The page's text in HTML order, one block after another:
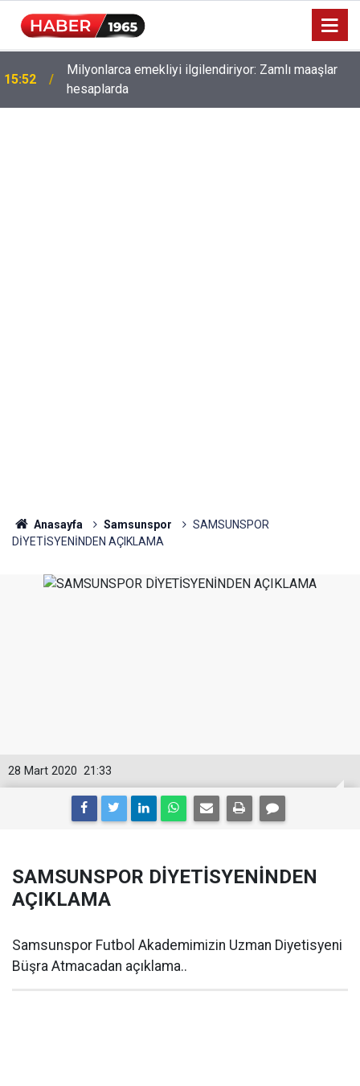
15:52
Milyonlarca emekliyi ilgilendiriyor: Zamlı maaşlar
hesaplarda
Anasayfa Samsunspor
SAMSUNSPOR
DİYETİSYENİNDEN AÇIKLAMA
21:33
28 Mart 2020
SAMSUNSPOR DİYETİSYENİNDEN
AÇIKLAMA
Samsunspor Futbol Akademimizin Uzman Diyetisyeni
Büşra Atmacadan açıklama..